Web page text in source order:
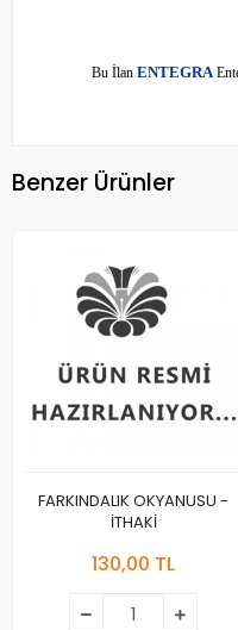
Bu İlan ENTEGRA
Benzer Ürünler
FARKINDALIK OKYANUSU -
İTHAKİ
130,00 TL